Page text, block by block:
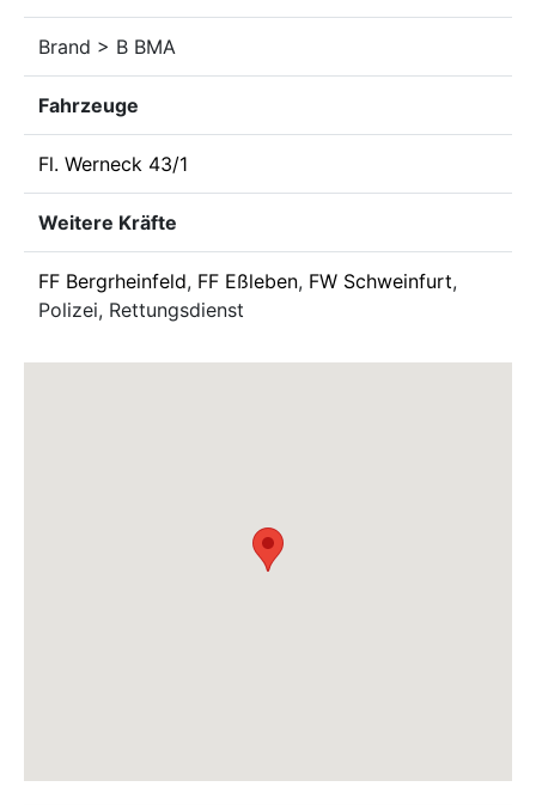
Brand > B BMA
Fahrzeuge
Fl. Werneck 43/1
Weitere Kräfte
FF Bergrheinfeld, FF Eßleben, FW Schweinfurt,
Polizei, Rettungsdienst